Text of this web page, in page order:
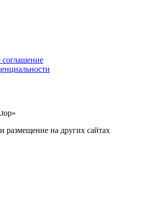
соглашение
размещение на других сайтах